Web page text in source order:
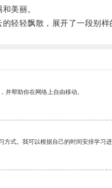
美丽。
轻飘散，展开了一段别样
并帮助你在网络上自由移动。
式。我可以根据自己的时间安排学习进